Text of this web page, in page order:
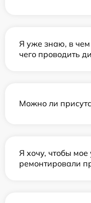
Я уже знаю, в
чего проводить
Можно ли
Я хочу, чтобы мое
ремонтировали